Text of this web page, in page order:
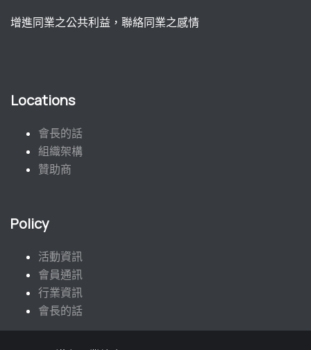
增進同業之公共利益，聯絡同業之感情
Locations
會長的話
組織架構
贊助商
Policy
活動資訊
會員通訊
行業資訊
會長的話